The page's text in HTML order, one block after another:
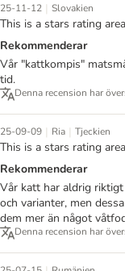
25-11-12 | Slovakien
This is a stars rating
Rekommenderar
Vår "kattkompis"
tid.
Denna recension har
25-09-09 | Ria | Tjeckien
This is a stars rating
Rekommenderar
Vår katt har aldrig
och varianter, men
dem mer än något
Denna recension har